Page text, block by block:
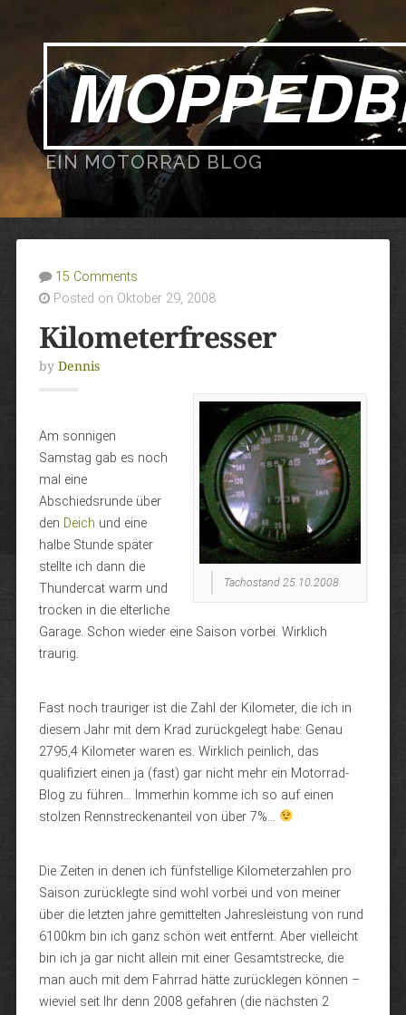
EIN MOTORRAD BLOG
15 Comments
Posted on Oktober 29, 2008
Kilometerfresser
by Dennis
Tachostand 25.10.2008
Am sonnigen
Samstag gab es noch
mal eine
Abschiedsrunde über
den Deich und eine
halbe Stunde später
stellte ich dann die
Thundercat warm und
trocken in die elterliche
Garage. Schon wieder eine Saison vorbei. Wirklich
traurig.
Fast noch trauriger ist die Zahl der Kilometer, die ich in
diesem Jahr mit dem Krad zurückgelegt habe: Genau
2795,4 Kilometer waren es. Wirklich peinlich, das
qualifiziert einen ja (fast) gar nicht mehr ein Motorrad-
Blog zu führen… Immerhin komme ich so auf einen
stolzen Rennstreckenanteil von über 7%…
Die Zeiten in denen ich fünfstellige Kilometerzahlen pro
Saison zurücklegte sind wohl vorbei und von meiner
über die letzten jahre gemittelten Jahresleistung von rund
6100km bin ich ganz schön weit entfernt. Aber vielleicht
bin ich ja gar nicht allein mit einer Gesamtstrecke, die
man auch mit dem Fahrrad hätte zurücklegen können –
wieviel seit Ihr denn 2008 gefahren (die nächsten 2